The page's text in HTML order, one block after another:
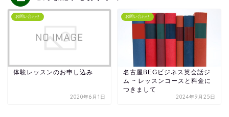
お問い合わせ
体験レッスンのお申し込み
2020年6月1日
お問い合わせ
名古屋BEGビジネス英会話ジ
ム ~ レッスンコースと料金に
つきまして
2024年9月25日